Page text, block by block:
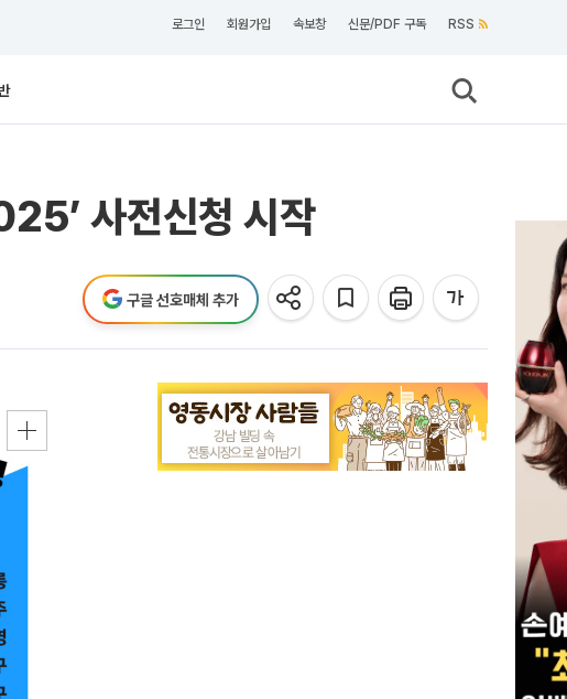
로그인 회원가입 속보창 신문/PDF 구독 RSS
사전신청 시작
구글 선호매체 추가